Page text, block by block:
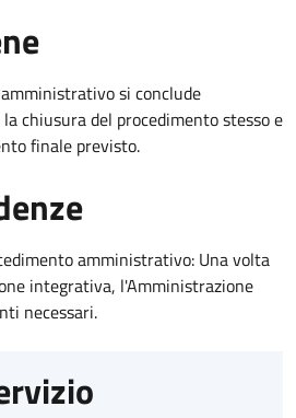
si conclude
chiusura del procedimento stesso e
finale previsto.
amministrativo: Una volta
integrativa, l'Amministrazione
necessari.